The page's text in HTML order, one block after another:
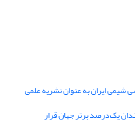
ایران به عنوان نشریه علمی
یک‌درصد برتر جهان قرار